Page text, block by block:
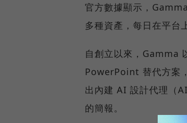
官方數據顯示，
多種資產，每日在平台
自創立以來，Gamma
PowerPoint 替代方案
出內建 AI 設計代理（
的簡報。